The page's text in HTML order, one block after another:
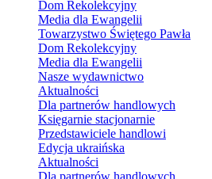
Dom Rekolekcyjny
Media dla Ewangelii
Towarzystwo Świętego Pawła
Dom Rekolekcyjny
Media dla Ewangelii
Nasze wydawnictwo
Aktualności
Dla partnerów handlowych
Księgarnie stacjonarnie
Przedstawiciele handlowi
Edycja ukraińska
Aktualności
Dla partnerów handlowych